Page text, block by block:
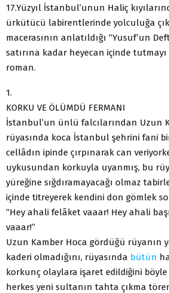
17.Yüzyıl İstanbul’unun Haliç
ürkütücü labirentlerinde yolculuğa
macerasının anlatıldığı “Yusuf’un
satırına kadar heyecan içinde
roman.
1.
KORKU VE ÖLÜMDÜ FERMANI
İstanbul’un ünlü falcılarından Uzun
rüyasında koca İstanbul şehrini fani
cellâdın ipinde çırpınarak can
uykusundan korkuyla uyanmış, bu
yüreğine sığdıramayacağı olmaz
içinde titreyerek kendini don gömlek
“Hey ahali felâket vaaar! Hey ahali
vaaar!”
Uzun Kamber Hoca gördüğü rüyanın
kaderi olmadığını, rüyasında bütün
korkunç olaylara işaret edildiğini böyle
herkes yeni sultanın tahta çıkma